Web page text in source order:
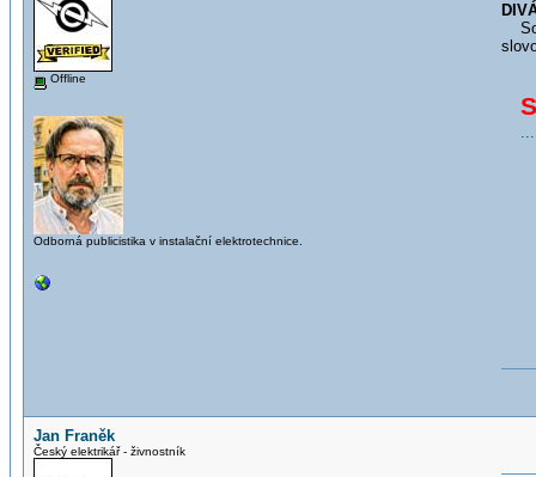
Offline
Odborná publicistika v instalační elektrotechnice.
Jan Franěk
Český elektrikář - živnostník